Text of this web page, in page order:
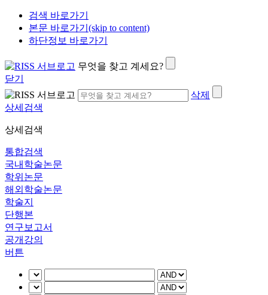
검색 바로가기
본문 바로가기(skip to content)
하단정보 바로가기
무엇을 찾고 계세요?
닫기
삭제
상세검색
상세검색
통합검색
국내학술논문
학위논문
해외학술논문
학술지
단행본
연구보고서
공개강의
버튼